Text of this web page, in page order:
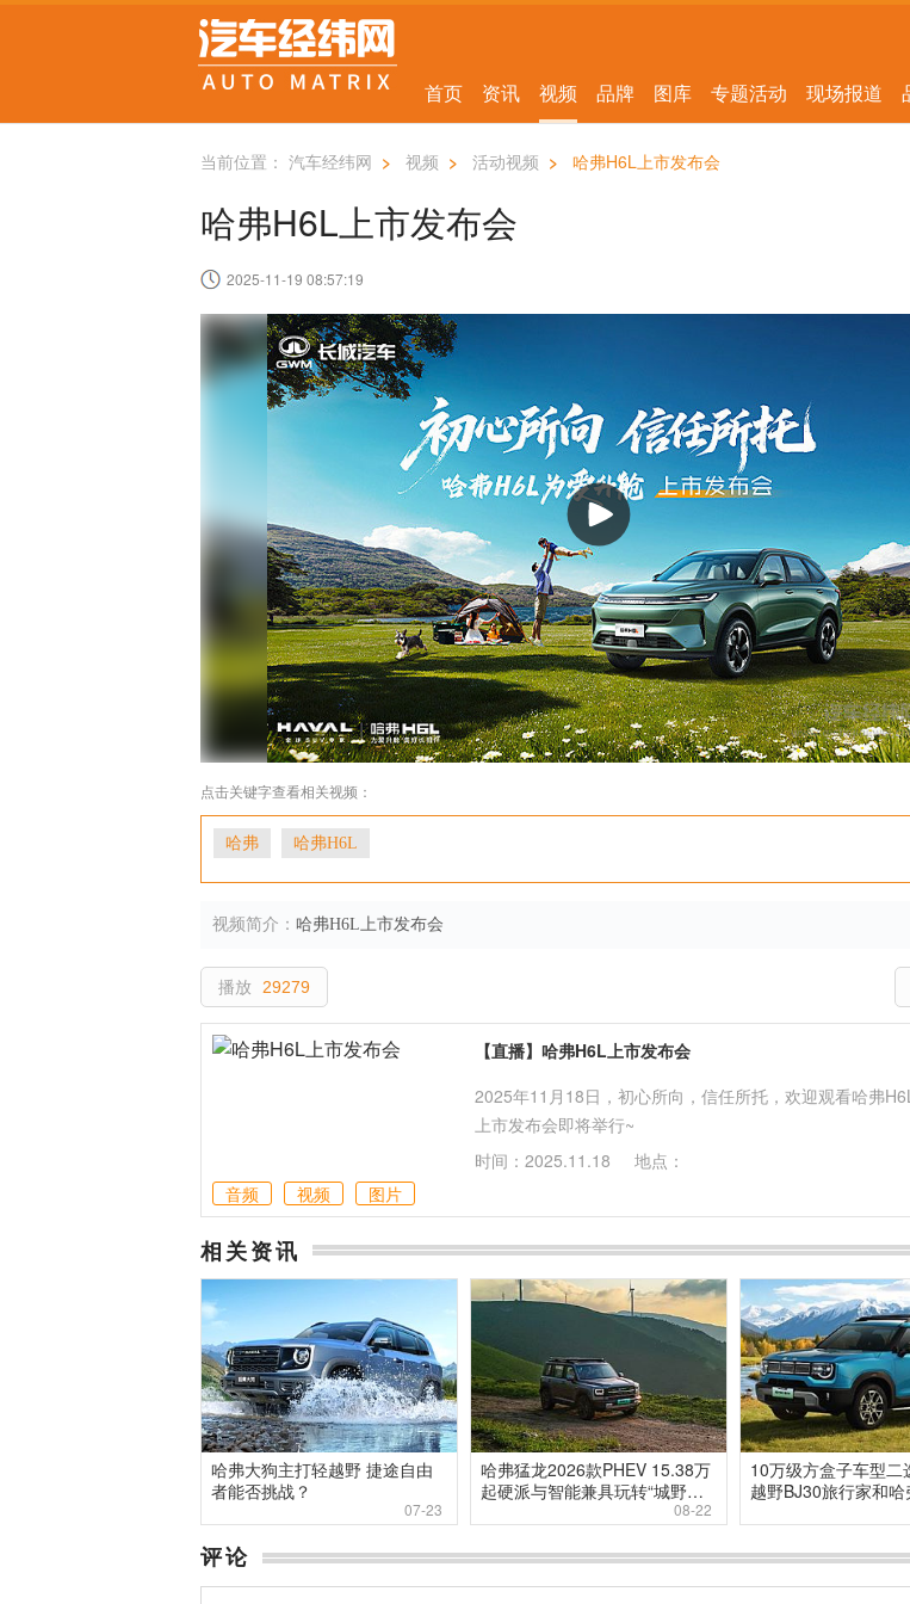
首页 资讯 视频 品牌 图库 专题活动 现场报道
当前位置： 汽车经纬网 > 视频 > 活动视频 > 哈弗H6L上市发布会
哈弗H6L上市发布会
2025-11-19 08:57:19
点击关键字查看相关视频：
哈弗 哈弗H6L
视频简介： 哈弗H6L上市发布会
播放 29279
哈弗H6L上市发布会
2025年11月18日，初心所向，信任所托，欢迎观看哈弗
上市发布会即将举行~
地点：
时间：2025.11.18
音频
视频 图片
相关资讯
哈弗大狗主打轻越野 捷途自由
者能否挑战？
07-23
哈弗猛龙2026款PHEV 15.38万
起硬派与智能兼具玩转“城野通
08-22
10万级方盒子车型二
越野BJ30旅行家和哈
评论